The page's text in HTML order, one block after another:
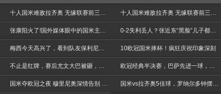
>
十人国米难敌拉齐奥 无缘联赛前三和欧冠 十人国米难敌拉齐奥 无缘联赛前三和欧冠
张康阳火了!国外媒体眼中的国米主席:27岁的欧冠联赛改革者 0-2失利丢人？张近东“黑脸”儿子都不敢说话，许家印一脸轻松
梅西今天高兴了，看到队友保利尼奥的表现，一边笑一边点赞 10欧冠国米捧杯！疯狂庆祝印象深刻
不止是红牌，赛后尤文大巴被砸，C罗漫天嘘声中一言不发！ 欧冠经典半决赛，巴萨先进一球，国米上演三球大逆转！
国米夺欧冠之夜 穆里尼奥深情告别 与马特拉奇相拥而泣 国米vs拉齐奥5佳球，罗纳尔多钟摆过门将成永恒经典！